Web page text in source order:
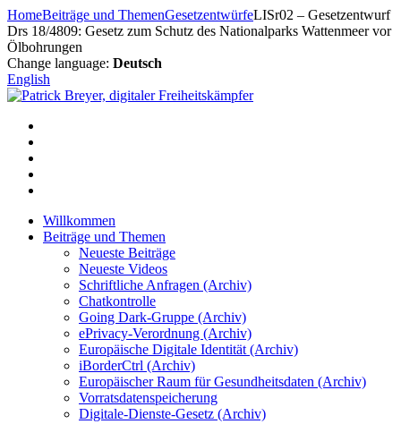
Zum
Inhalt
springen
HomeBeiträge und ThemenGesetzentwürfeLISr02 – Gesetzentwurf
Drs 18/4809: Gesetz zum Schutz des Nationalparks Wattenmeer vor
Ölbohrungen
Change language: Deutsch
English
Willkommen
Beiträge und Themen
Neueste Beiträge
Neueste Videos
Schriftliche Anfragen (Archiv)
Chatkontrolle
Going Dark-Gruppe (Archiv)
ePrivacy-Verordnung (Archiv)
Europäische Digitale Identität (Archiv)
iBorderCtrl (Archiv)
Europäischer Raum für Gesundheitsdaten (Archiv)
Vorratsdatenspeicherung
Digitale-Dienste-Gesetz (Archiv)